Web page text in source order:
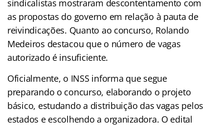
sindicalistas mostraram descontentamento com
as propostas do governo em relação à pauta de
reivindicações. Quanto ao concurso, Rolando
Medeiros destacou que o número de vagas
autorizado é insuficiente.
Oficialmente, o INSS informa que segue
preparando o concurso, elaborando o projeto
básico, estudando a distribuição das vagas pelos
estados e escolhendo a organizadora. O edital